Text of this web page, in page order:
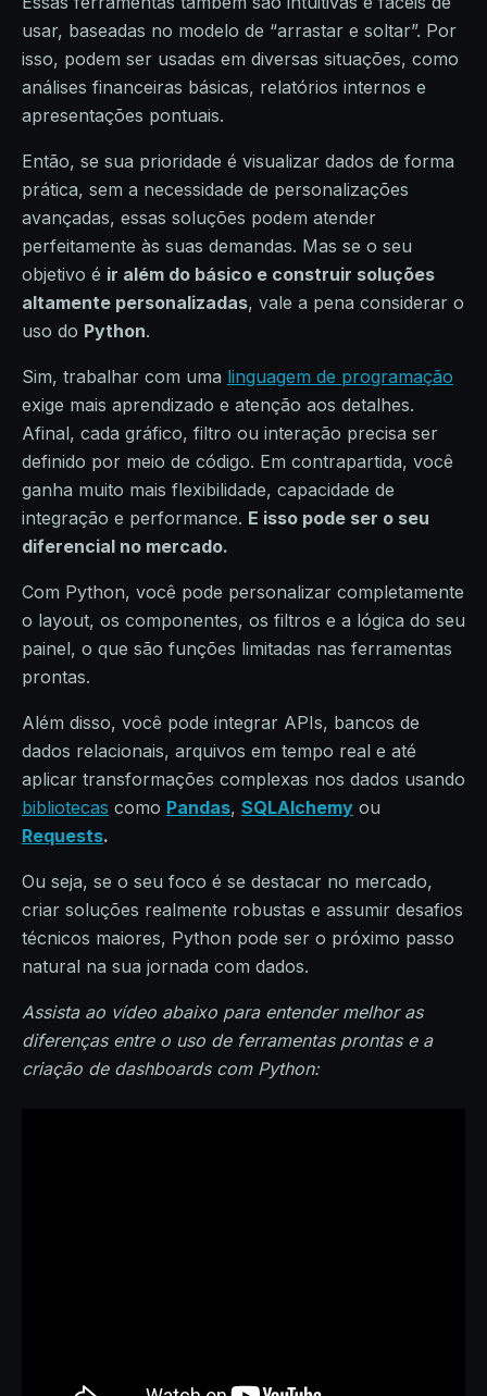
usar, baseadas no modelo de “arrastar e soltar”. Por
isso, podem ser usadas em diversas situações, como
análises financeiras básicas, relatórios internos e
apresentações pontuais.
Então, se sua prioridade é visualizar dados de forma
prática, sem a necessidade de personalizações
avançadas, essas soluções podem atender
perfeitamente às suas demandas. Mas se o seu
objetivo é ir além do básico e construir soluções
altamente personalizadas, vale a pena considerar o
uso do Python.
Sim, trabalhar com uma linguagem de programação
exige mais aprendizado e atenção aos detalhes.
Afinal, cada gráfico, filtro ou interação precisa ser
definido por meio de código. Em contrapartida, você
ganha muito mais flexibilidade, capacidade de
integração e performance. E isso pode ser o seu
diferencial no mercado.
Com Python, você pode personalizar completamente
o layout, os componentes, os filtros e a lógica do seu
painel, o que são funções limitadas nas ferramentas
prontas.
Além disso, você pode integrar APIs, bancos de
dados relacionais, arquivos em tempo real e até
aplicar transformações complexas nos dados usando
bibliotecas como Pandas, SQLAlchemy ou
Requests.
Ou seja, se o seu foco é se destacar no mercado,
criar soluções realmente robustas e assumir desafios
técnicos maiores, Python pode ser o próximo passo
natural na sua jornada com dados.
Assista ao vídeo abaixo para entender melhor as
diferenças entre o uso de ferramentas prontas e a
criação de dashboards com Python: